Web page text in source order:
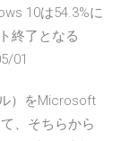
10は54.3%に
終了となる
01
）をMicrosoft
、そちらから